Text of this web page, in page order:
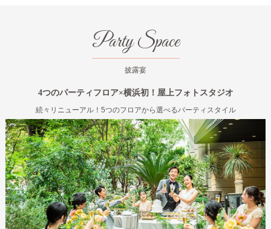
Party Space
披露宴
4つのパーティフロア×横浜初！屋上フォトスタジオ
続々リニューアル！5つのフロアから選べるパーティスタイル